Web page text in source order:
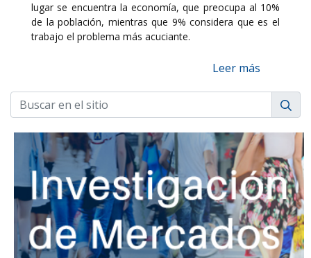
lugar se encuentra la economía, que preocupa al 10%
de la población, mientras que 9% considera que es el
trabajo el problema más acuciante.
Leer más